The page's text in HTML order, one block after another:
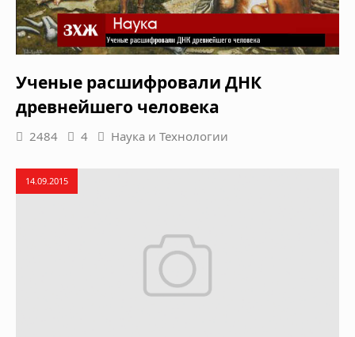
Ученые расшифровали ДНК
древнейшего человека
2484 4 Наука и Технологии
14.09.2015